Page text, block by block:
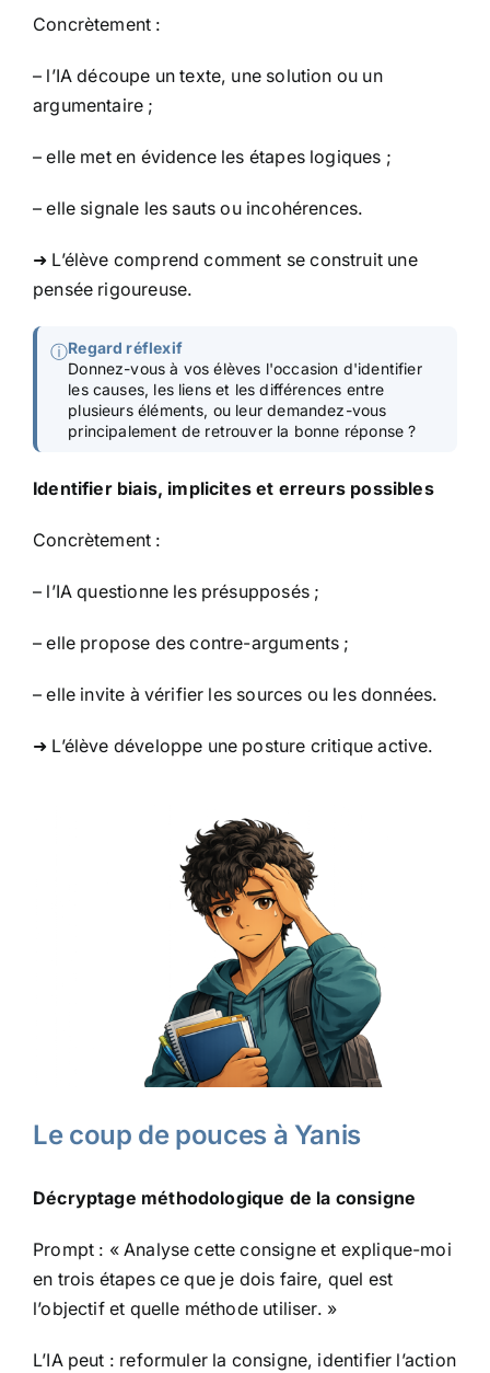
Concrètement :
– l’IA découpe un texte, une solution ou un
argumentaire ;
– elle met en évidence les étapes logiques ;
– elle signale les sauts ou incohérences.
➜ L’élève comprend comment se construit une
pensée rigoureuse.
ⓘRegard réflexif
Donnez-vous à vos élèves l'occasion d'identifier
les causes, les liens et les différences entre
plusieurs éléments, ou leur demandez-vous
principalement de retrouver la bonne réponse ?
Identifier biais, implicites et erreurs possibles
Concrètement :
– l’IA questionne les présupposés ;
– elle propose des contre-arguments ;
– elle invite à vérifier les sources ou les données.
➜ L’élève développe une posture critique active.
Le coup de pouces à Yanis
Décryptage méthodologique de la consigne
Prompt : « Analyse cette consigne et explique-moi
en trois étapes ce que je dois faire, quel est
l’objectif et quelle méthode utiliser. »
L’IA peut : reformuler la consigne, identifier l’action